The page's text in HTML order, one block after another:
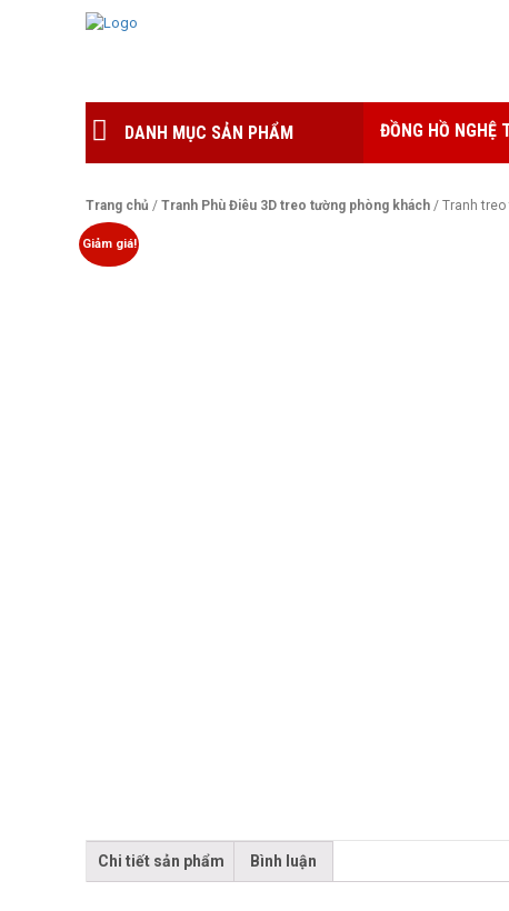
DANH MỤC SẢN PHẨM ĐỒNG HỒ NGHỆ
Trang chủ / Tranh Phù Điêu 3D treo tường phòng khách / Tranh
Giảm giá!
Chi tiết sản phẩm Bình luận